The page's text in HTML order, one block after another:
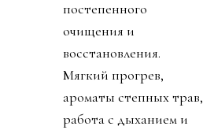
постепенного
очищения и
восстановления.
Мягкий прогрев,
ароматы степных трав,
работа с дыханием и